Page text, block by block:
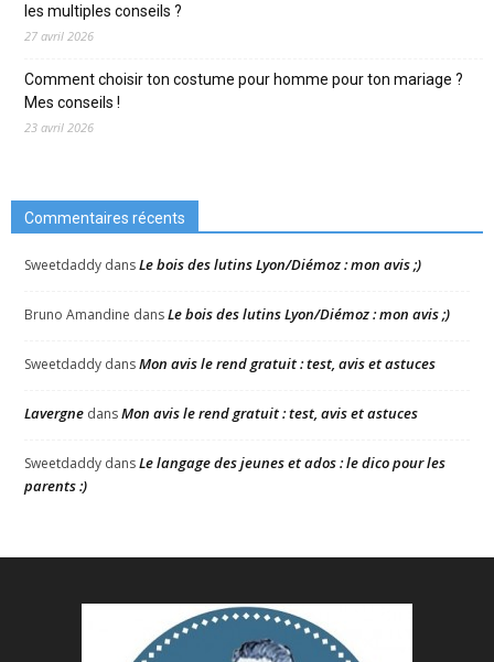
les multiples conseils ?
27 avril 2026
Comment choisir ton costume pour homme pour ton mariage ?
Mes conseils !
23 avril 2026
Commentaires récents
Sweetdaddy dansLe bois des lutins Lyon/Diémoz : mon avis ;)
Bruno Amandine dansLe bois des lutins Lyon/Diémoz : mon avis ;)
Sweetdaddy dansMon avis le rend gratuit : test, avis et astuces
Lavergne dansMon avis le rend gratuit : test, avis et astuces
Sweetdaddy dansLe langage des jeunes et ados : le dico pour les
parents :)